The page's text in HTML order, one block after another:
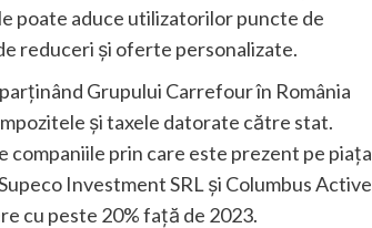
poate aduce utilizatorilor puncte de
reduceri și oferte personalizate.
Grupului Carrefour în România
și taxele datorate către stat.
prin care este prezent pe piața
Investment SRL și Columbus Active
cu peste 20% față de 2023.